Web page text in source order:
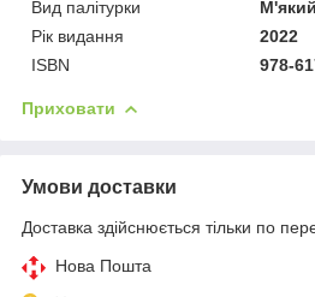
Вид палітурки
М'який
Рік видання
2022
ISBN
978-
Приховати
Умови доставки
Доставка здійснюється тільки по
Нова Пошта